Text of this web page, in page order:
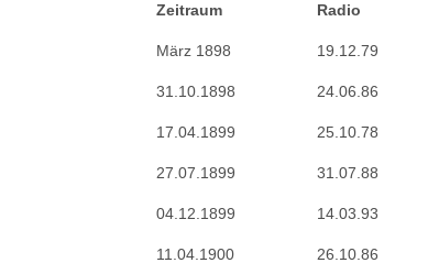
Zeitraum Radio
März 1898 19.12.79
31.10.1898 24.06.86
17.04.1899 25.10.78
27.07.1899 31.07.88
04.12.1899 14.03.93
11.04.1900 26.10.86